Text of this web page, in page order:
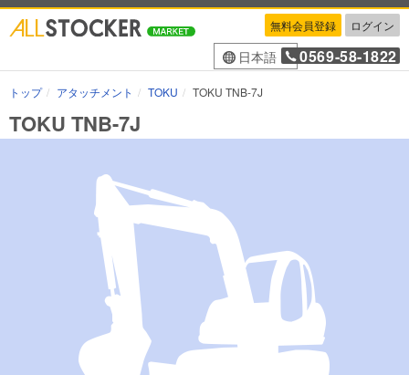
無料会員登録 ログイン
日本語 0569-58-1822
トップ アタッチメント TOKU TOKU TNB-7J
TOKU TNB-7J